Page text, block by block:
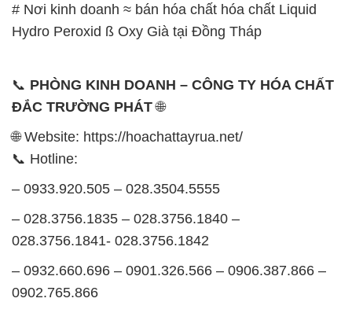
# Nơi kinh doanh ≈ bán hóa chất hóa chất Liquid
Hydro Peroxid ß Oxy Già tại Đồng Tháp
📞 PHÒNG KINH DOANH – CÔNG TY HÓA CHẤT
ĐẮC TRƯỜNG PHÁT🌐
🌐 Website: https://hoachattayrua.net/
📞 Hotline:
– 0933.920.505 – 028.3504.5555
– 028.3756.1835 – 028.3756.1840 –
028.3756.1841- 028.3756.1842
– 0932.660.696 – 0901.326.566 – 0906.387.866 –
0902.765.866